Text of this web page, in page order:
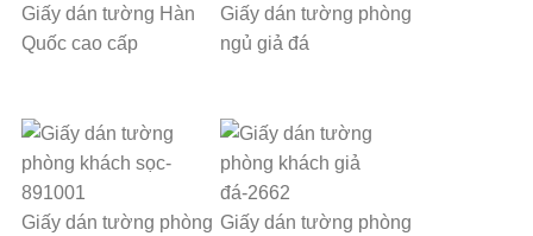
Giấy dán tường Hàn
Quốc cao cấp
Giấy dán tường phòng
ngủ giả đá
Giấy dán tường phòng Giấy dán tường phòng